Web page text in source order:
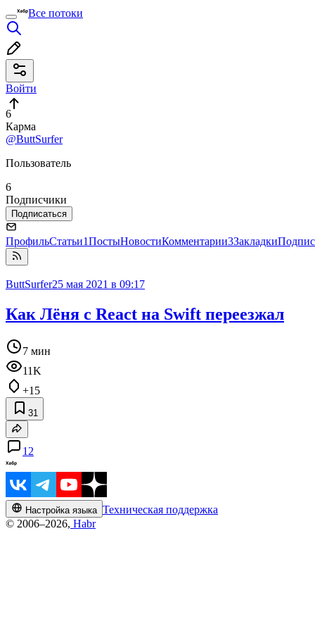
Все потоки
Войти
6
Карма
@ButtSurfer
Пользователь
6
Подписчики
Подписаться
ПрофильСтатьи1ПостыНовостиКомментарии3Закладки
ButtSurfer25 мая 2021 в 09:17
Как Лёня с React на Swift переезжал
7 мин
11K
+15
31
12
Настройка языка Техническая поддержка
© 2006–2026, Habr